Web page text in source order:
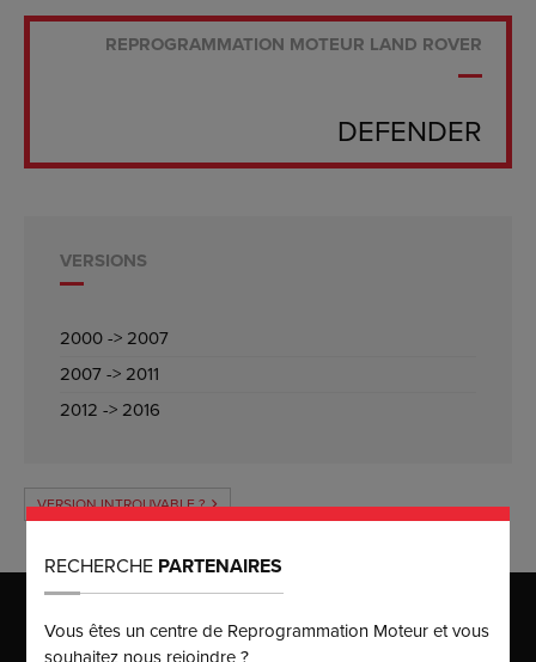
REPROGRAMMATION MOTEUR LAND ROVER
DEFENDER
VERSIONS
2000 -> 2007
2007 -> 2011
2012 -> 2016
VERSION INTROUVABLE ?
RECHERCHE PARTENAIRES
Vous êtes un centre de Reprogrammation Moteur et vous
souhaitez nous rejoindre ?
Puissance Injection